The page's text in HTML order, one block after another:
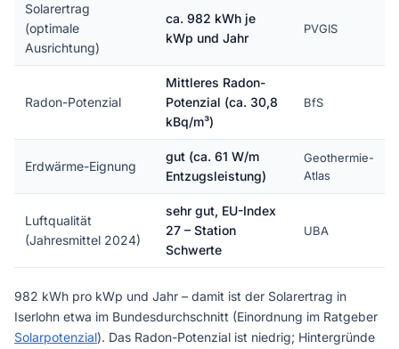
Solarertrag
(optimale
Ausrichtung)
ca. 982 kWh je
kWp und Jahr
PVGIS
Radon-Potenzial
Mittleres Radon-
Potenzial (ca. 30,8
kBq/m³)
BfS
Erdwärme-Eignung
gut (ca. 61 W/m
Entzugsleistung)
Geothermie-
Atlas
Luftqualität
(Jahresmittel 2024)
sehr gut, EU-Index
27 – Station
Schwerte
UBA
982 kWh pro kWp und Jahr – damit ist der Solarertrag in
Iserlohn etwa im Bundesdurchschnitt (Einordnung im Ratgeber
Solarpotenzial). Das Radon-Potenzial ist niedrig; Hintergründe